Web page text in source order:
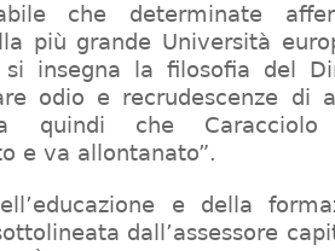
che determinate
più grande Università
insegna la filosofia del
odio e recrudescenze di
quindi che
e va allontanato”.
e della
dall’assessore